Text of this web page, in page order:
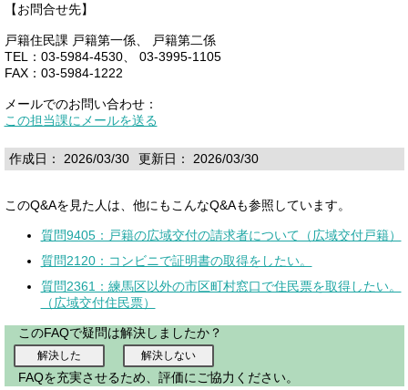
【お問合せ先】
戸籍住民課 戸籍第一係、 戸籍第二係
TEL：03-5984-4530、 03-3995-1105
FAX：03-5984-1222
メールでのお問い合わせ：
この担当課にメールを送る
作成日： 2026/03/30 更新日： 2026/03/30
このQ&Aを見た人は、他にもこんなQ&Aも参照しています。
質問9405：戸籍の広域交付の請求者について（広域交付戸籍）
質問2120：コンビニで証明書の取得をしたい。
質問2361：練馬区以外の市区町村窓口で住民票を取得したい。
（広域交付住民票）
このFAQで疑問は解決しましたか？
FAQを充実させるため、評価にご協力ください。